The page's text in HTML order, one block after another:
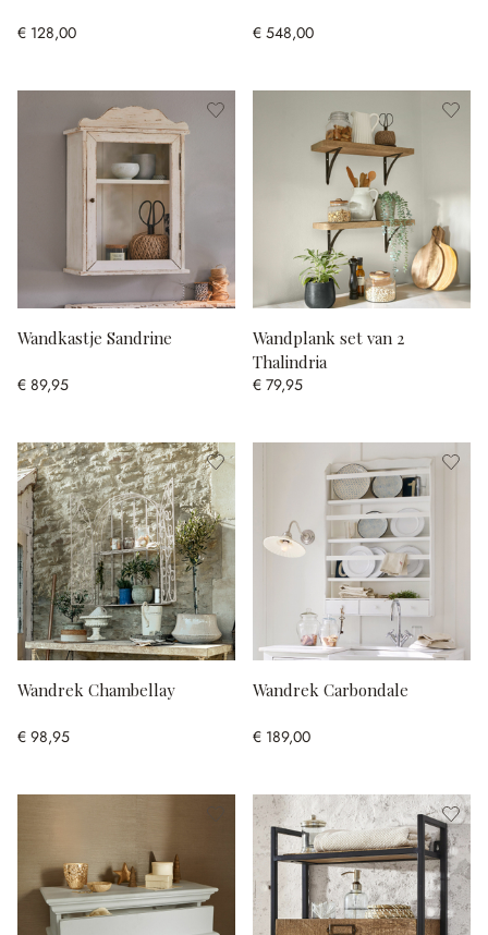
€ 128,00 € 548,00
Wandkastje Sandrine
€ 89,95
Wandplank set van 2
Thalindria
€ 79,95
Wandrek Chambellay
€ 98,95
Wandrek Carbondale
€ 189,00